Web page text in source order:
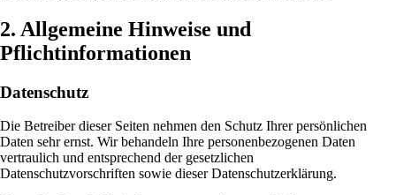
2. Allgemeine Hinweise und
Pflichtinformationen
Datenschutz
Die Betreiber dieser Seiten nehmen den Schutz Ihrer persönlichen
Daten sehr ernst. Wir behandeln Ihre personenbezogenen Daten
vertraulich und entsprechend der gesetzlichen
Datenschutzvorschriften sowie dieser Datenschutzerklärung.